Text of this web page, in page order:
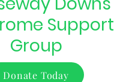
Support
Group
Donate Today